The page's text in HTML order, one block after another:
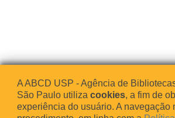
A ABCD USP - Agência de
São Paulo utiliza cookies, a fim de
experiência do usuário. A